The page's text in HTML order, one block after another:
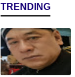
TRENDING